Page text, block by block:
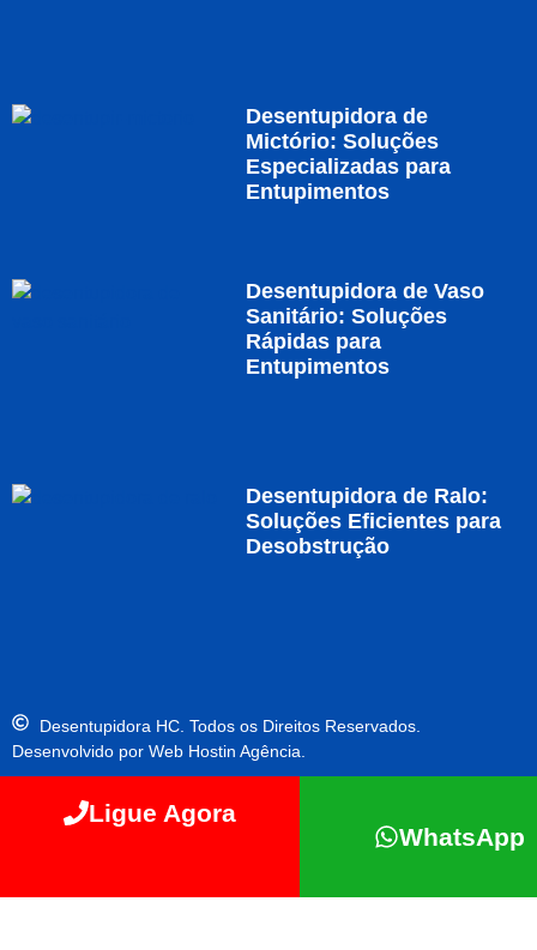
Desentupidora de
Mictório: Soluções
Especializadas para
Entupimentos
Desentupidora de Vaso
Sanitário: Soluções
Rápidas para
Entupimentos
Desentupidora de Ralo:
Soluções Eficientes para
Desobstrução
Desentupidora HC. Todos os Direitos Reservados.
Desenvolvido por Web Hostin Agência.
Ligue Agora
WhatsApp